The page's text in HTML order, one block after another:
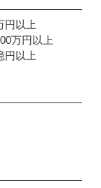
円以上
万円以上
円以上